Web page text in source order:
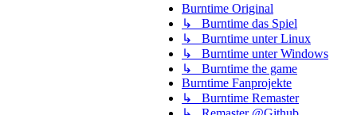
Burntime Original
↳ Burntime das Spiel
↳ Burntime unter Linux
↳ Burntime unter Windows
↳ Burntime the game
Burntime Fanprojekte
↳ Burntime Remaster